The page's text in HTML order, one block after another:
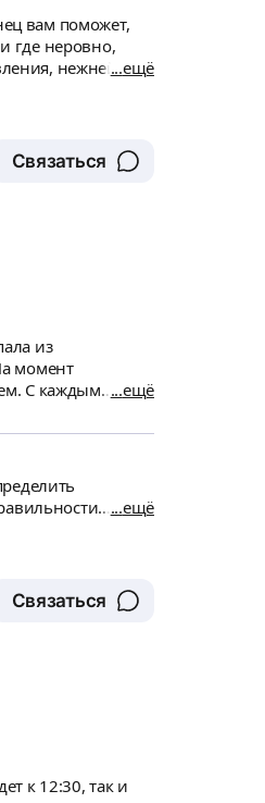
вам поможет,
где неровно,
нежнейшие,
ещё
Связаться
из
момент
С каждым
запросы,
Вчера осилила
ещё
ещё
Связаться
к 12:30, так и